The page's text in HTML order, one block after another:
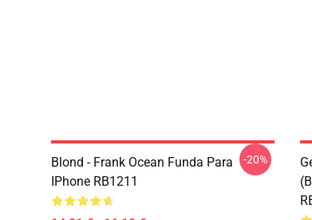
Blond - Frank Ocean Funda Para
IPhone RB1211
-20%